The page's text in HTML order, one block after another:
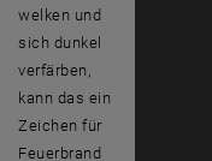
welken und
sich dunkel
verfärben,
kann das ein
Zeichen für
Feuerbrand